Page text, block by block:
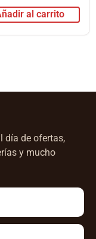
al carrito
día de ofertas,
y mucho